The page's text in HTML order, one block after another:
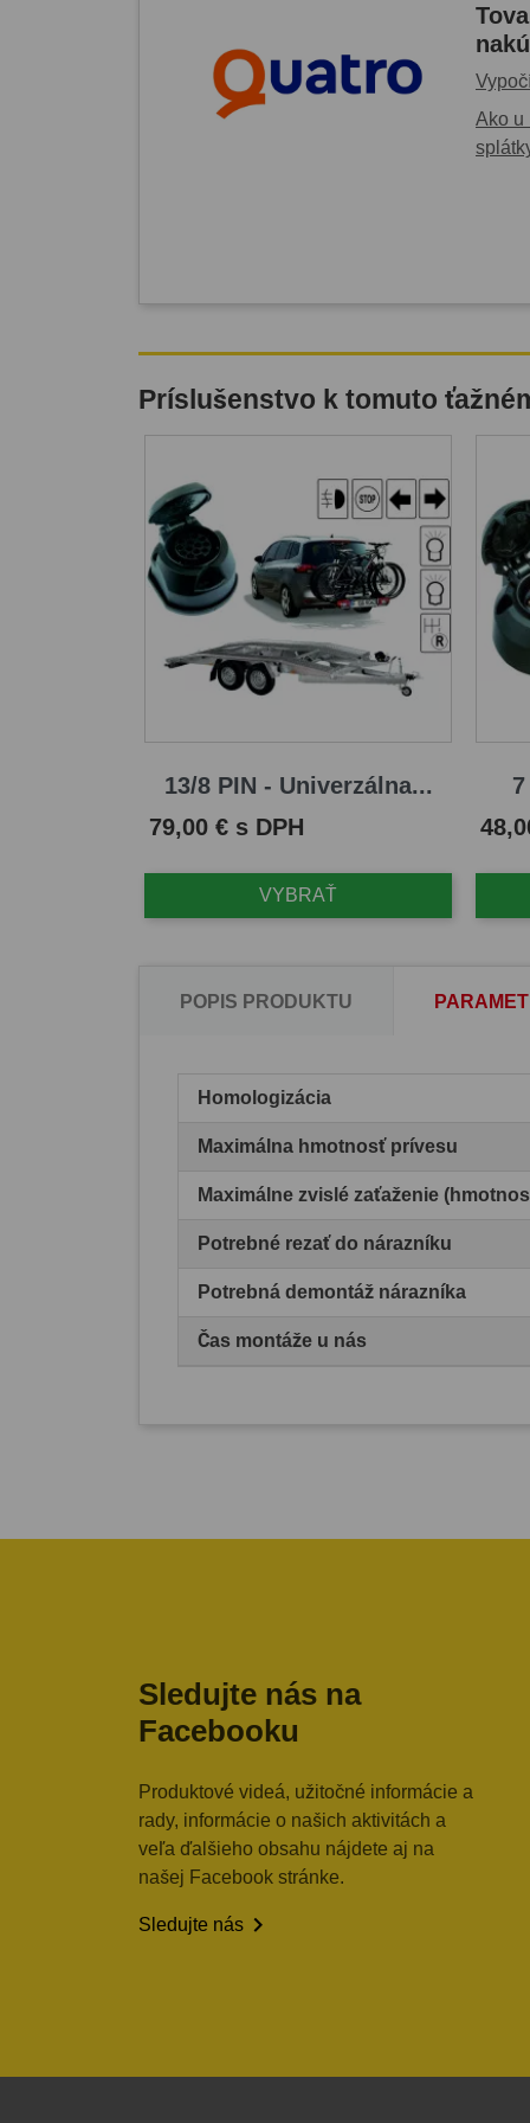
Ako u
Príslušenstvo k tomuto
13/8 PIN - Univerzálna...
Cena
79,00 € s DPH
VYBRAŤ
Cena
POPIS PRODUKTU
Homologizácia
Maximálna hmotnosť prívesu
Maximálne zvislé zaťaženie
Potrebné rezať do nárazníku
Potrebná demontáž nárazníka
Čas montáže u nás
Sledujte nás na
Facebooku
Produktové videá, užitočné informácie a
rady, informácie o našich aktivitách a
veľa ďalšieho obsahu nájdete aj na
našej Facebook stránke.
Sledujte nás 